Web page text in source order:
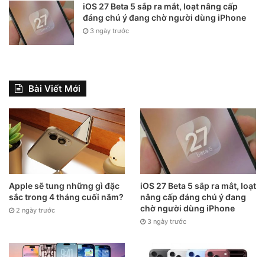
iOS 27 Beta 5 sắp ra mắt, loạt nâng cấp
đáng chú ý đang chờ người dùng iPhone
3 ngày trước
Bài Viết Mới
Apple sẽ tung những gì đặc
sắc trong 4 tháng cuối năm?
2 ngày trước
iOS 27 Beta 5 sắp ra mắt, loạt
nâng cấp đáng chú ý đang
chờ người dùng iPhone
3 ngày trước